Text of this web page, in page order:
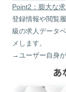
Point2：膨大な
登録情報や閲覧
級の求人データ
メします。
→ユーザー自身